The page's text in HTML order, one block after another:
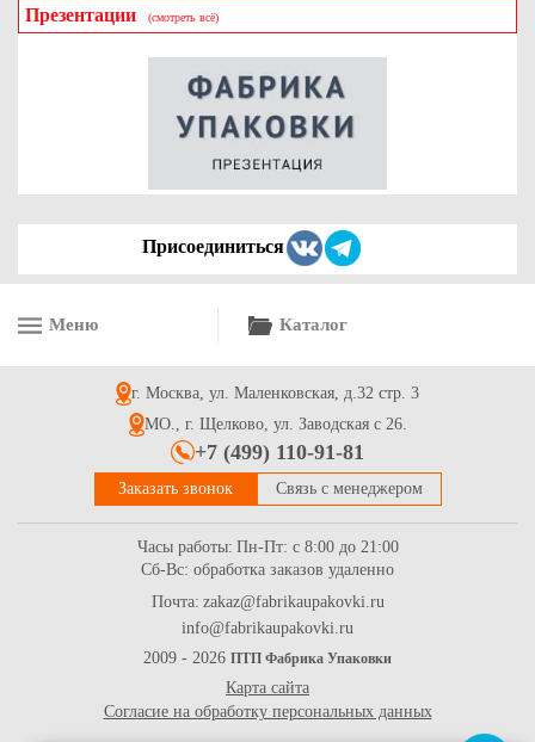
Презентации (смотреть всё)
Присоединиться
Меню Каталог
г. Москва, ул. Маленковская, д.32 стр. 3
МО., г. Щелково, ул. Заводская с 26.
+7 (499) 110-91-81
Заказать звонок Связь с менеджером
Часы работы: Пн-Пт: с 8:00 до 21:00
Сб-Вс: обработка заказов удаленно
Почта: zakaz@fabrikaupakovki.ru
info@fabrikaupakovki.ru
2009 - 2026 ПТП Фабрика Упаковки
Карта сайта
Согласие на обработку персональных данных